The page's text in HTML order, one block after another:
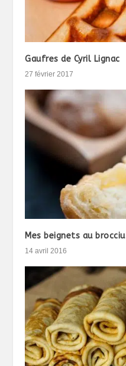
Gaufres de Cyril Lignac
27 février 2017
Mes beignets au brocciu
14 avril 2016